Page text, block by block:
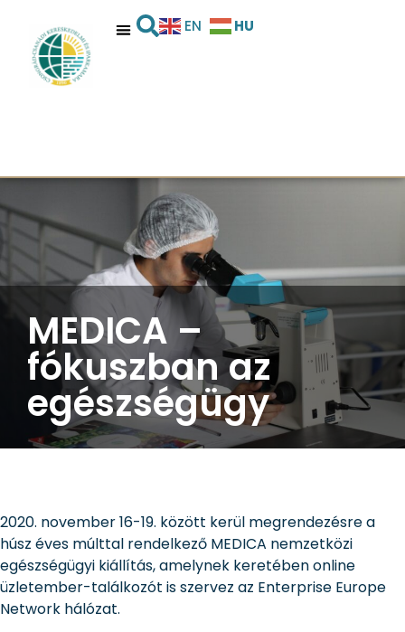
EN HU
MEDICA –
fókuszban az
egészségügy
2020. november 16-19. között kerül megrendezésre a
húsz éves múlttal rendelkező MEDICA nemzetközi
egészségügyi kiállítás, amelynek keretében online
üzletember-találkozót is szervez az Enterprise Europe
Network hálózat.